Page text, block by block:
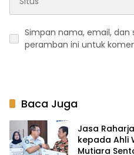
Simpan nama, email, dan
peramban ini untuk
Baca Juga
Jasa
kepada Ahli
Mutiara